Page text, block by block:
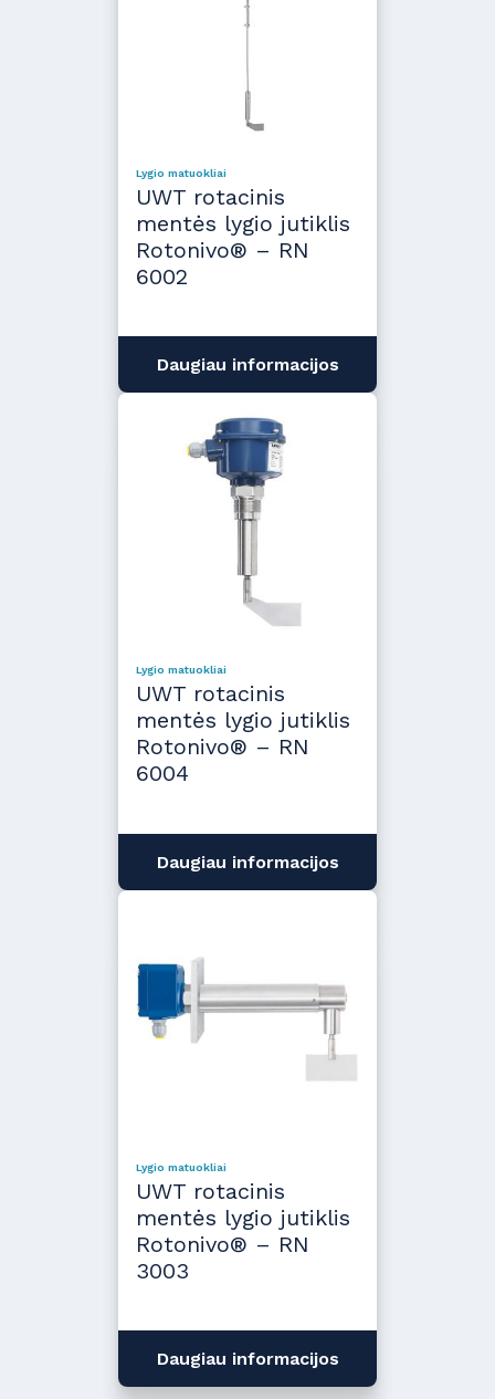
Lygio matuokliai
UWT rotacinis
mentės lygio jutiklis
Rotonivo® – RN
6002
Daugiau informacijos
Lygio matuokliai
UWT rotacinis
mentės lygio jutiklis
Rotonivo® – RN
6004
Daugiau informacijos
Lygio matuokliai
UWT rotacinis
mentės lygio jutiklis
Rotonivo® – RN
3003
Daugiau informacijos